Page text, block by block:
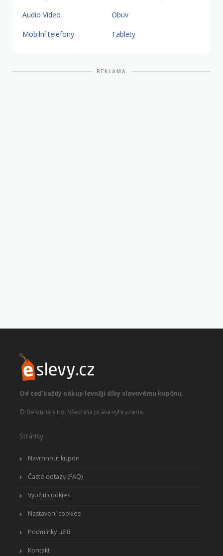
Audio Video Obuv
Mobilní telefony Tablety
REKLAMA
Od teď každý nákup levněji díky slevovému kupónu.
© Belotina s.r.o. Všechna práva vyhrazena.
Stránky
Navrhnout kupón
Časté dotazy (FAQ)
Využití cookies
Nastavení cookies
Podmínky užití
Kontakt